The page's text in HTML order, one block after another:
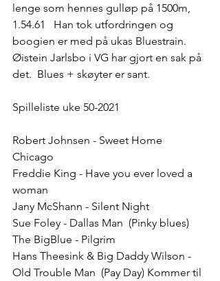
lenge som hennes gulløp på 1500m,
1.54.61   Han tok utfordringen og
boogien er med på ukas Bluestrain.
Øistein Jarlsbo i VG har gjort en sak på
det.  Blues + skøyter er sant.
Spilleliste uke 50-2021
Robert Johnsen - Sweet Home
Chicago
Freddie King - Have you ever loved a
woman
Jany McShann - Silent Night
Sue Foley - Dallas Man  (Pinky blues)
The BigBlue - Pilgrim
Hans Theesink & Big Daddy Wilson -
Old Trouble Man  (Pay Day) Kommer til